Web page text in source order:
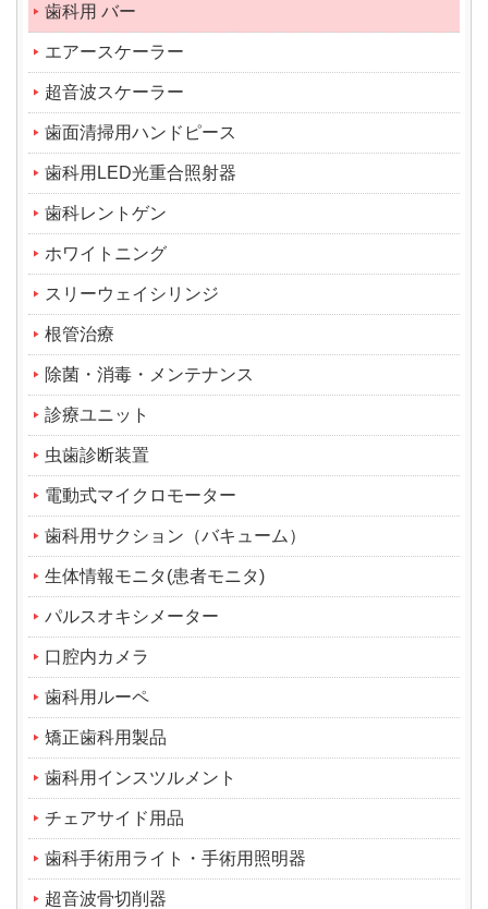
歯科用 バー
エアースケーラー
超音波スケーラー
歯面清掃用ハンドピース
歯科用LED光重合照射器
歯科レントゲン
ホワイトニング
スリーウェイシリンジ
根管治療
除菌・消毒・メンテナンス
診療ユニット
虫歯診断装置
電動式マイクロモーター
歯科用サクション（バキューム）
生体情報モニタ(患者モニタ)
パルスオキシメーター
口腔内カメラ
歯科用ルーペ
矯正歯科用製品
歯科用インスツルメント
チェアサイド用品
歯科手術用ライト・手術用照明器
超音波骨切削器